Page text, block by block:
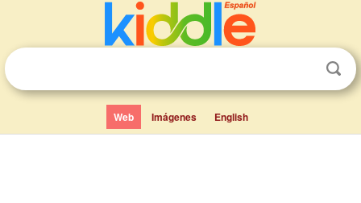
Web Imágenes English